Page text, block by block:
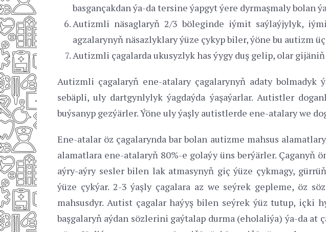
basgançakdan ýa-da tersine ýapgyt ýere dyrmaşmaly bolan
Autizmli näsaglaryň 2/3 böleginde iýmit saýlaýjylyk,
agzalarynyň näsazlyklary ýüze çykyp biler, ýöne bu autizm
Autizmli çagalarda ukusyzlyk has ýygy duş gelip, olar
Autizmli çagalaryň ene-atalary çagalarynyň adaty
sebäpli, uly dartgynlylyk ýagdaýda ýaşaýarlar. Autistler
buýsanyp gezýärler. Ýöne uly ýaşly autistlerde ene-atalary we
Ene-atalar öz çagalarynda bar bolan autizme mahsus
alamatlara ene-atalaryň 80%-e golaýy üns berýärler.
aýry-aýry sesler bilen lak atmasynyň giç ýüze çykmagy,
ýüze çykýar. 2-3 ýaşly çagalara az we seýrek gepleme, öz
mahsusdyr. Autist çagalar haýyş bilen seýrek ýüz tutup, içki
başgalaryň aýdan sözlerini gaýtalap durma (eholaliýa) ýa-da at